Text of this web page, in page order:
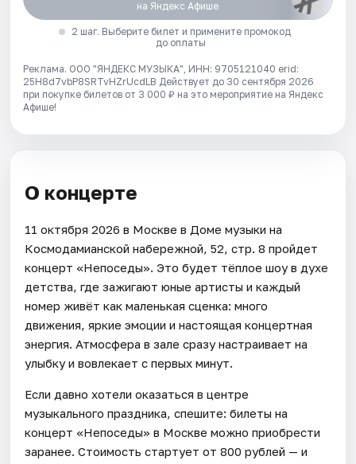
на Яндекс Афише
2 шаг. Выберите билет и примените промокод
до оплаты
Реклама. ООО "ЯНДЕКС МУЗЫКА", ИНН: 9705121040 erid:
25H8d7vbP8SRTvHZrUcdLB Действует до 30 сентября 2026
при покупке билетов от 3 000 ₽ на это мероприятие на Яндекс
Афише!
О концерте
11 октября 2026 в Москве в Доме музыки на
Космодамианской набережной, 52, стр. 8 пройдет
концерт «Непоседы». Это будет тёплое шоу в духе
детства, где зажигают юные артисты и каждый
номер живёт как маленькая сценка: много
движения, яркие эмоции и настоящая концертная
энергия. Атмосфера в зале сразу настраивает на
улыбку и вовлекает с первых минут.
Если давно хотели оказаться в центре
музыкального праздника, спешите: билеты на
концерт «Непоседы» в Москве можно приобрести
заранее. Стоимость стартует от 800 рублей — и